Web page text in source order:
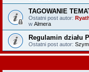
TAGOWANIE
Ostatni post autor:
w Almera
Regulamin działu
Ostatni post autor: